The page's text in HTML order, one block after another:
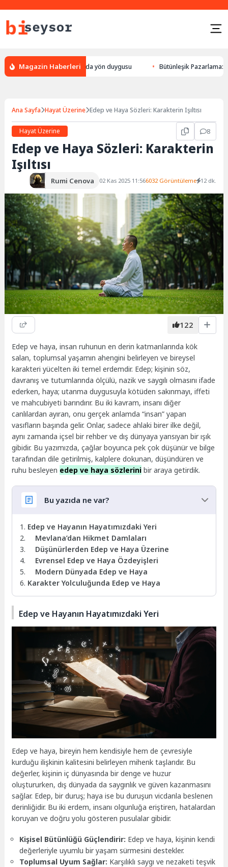
Magazin Haberleri
hayvanlarda yön duygusu Bütünleşik Pazarlama: Markalarla
Ana Sayfa Hayat Üzerine Edep ve Haya Sözleri: Karakterin Işıltısı
Hayat Üzerine 8
Edep ve Haya Sözleri: Karakterin
Işıltısı
Rumi Cenova 02 Kas 2025 11:566032 Görüntüleme 12 dk.
122
Edep ve haya, insan ruhunun en derin katmanlarında kök
salan, toplumsal yaşamın ahengini belirleyen ve bireysel
karakteri yücelten iki temel erdemdir. Edep; kişinin söz,
davranış ve tutumlarında ölçülü, nazik ve saygılı olmasını ifade
ederken, haya; utanma duygusuyla kötüden sakınmayı, iffeti
ve mahcubiyeti barındırır. Bu iki kavram, insanı diğer
canlılardan ayıran, onu gerçek anlamda “insan” yapan
vasıfların başında gelir. Onlar, sadece ahlaki birer ilke değil,
aynı zamanda içsel bir rehber ve dış dünyaya yansıyan bir ışık
gibidir. Bu yazımızda, çağlar boyunca pek çok düşünür ve bilge
tarafından dile getirilmiş, kalplere dokunan, düşündüren ve
ruhu besleyen edep ve haya sözlerini bir araya getirdik.
Bu yazıda ne var?
Edep ve Hayanın Hayatımızdaki Yeri
Mevlana’dan Hikmet Damlaları
Düşünürlerden Edep ve Haya Üzerine
Evrensel Edep ve Haya Özdeyişleri
Modern Dünyada Edep ve Haya
Karakter Yolculuğunda Edep ve Haya
Edep ve Hayanın Hayatımızdaki Yeri
Edep ve haya, bireyin hem kendisiyle hem de çevresiyle
kurduğu ilişkinin kalitesini belirleyen mihenk taşlarıdır. Bu
değerler, kişinin iç dünyasında bir denge ve huzur
oluştururken, dış dünyada da saygınlık ve güven kazanmasını
sağlar. Edep, bir duruş; haya ise bu duruşun vicdanla beslenen
derinliğidir. Bu iki erdem, insanı olgunluğa eriştiren, hatalardan
koruyan ve doğru yolu gösteren pusulalar gibidir.
Kişisel Bütünlüğü Güçlendirir: Edep ve haya, kişinin kendi
değerleriyle uyumlu bir yaşam sürmesini destekler.
Toplumsal Uyum Sağlar: Karşılıklı saygı ve nezaketi teşvik